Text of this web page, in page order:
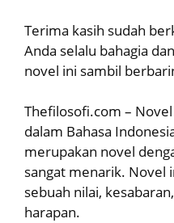
Terima kasih sudah
Anda selalu bahagia
novel ini sambil
Thefilosofi.com –
dalam Bahasa
merupakan novel
sangat menarik. Novel
sebuah nilai,
harapan.